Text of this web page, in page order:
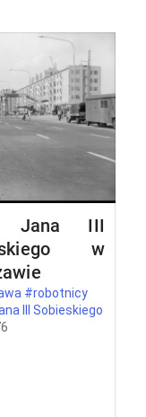
Jana III
w
#robotnicy
III Sobieskiego